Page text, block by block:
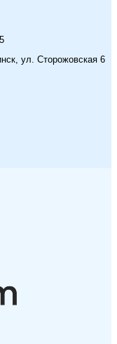
ул. Сторожовская 6